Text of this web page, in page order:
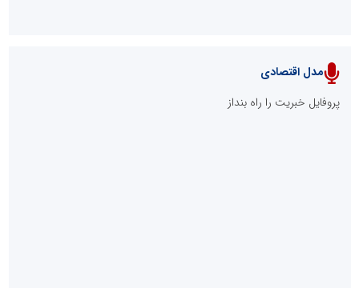
پایگاه خبری نهضت ملی مسکن
مدل اقتصادی
پروفایل خبریت را راه بنداز